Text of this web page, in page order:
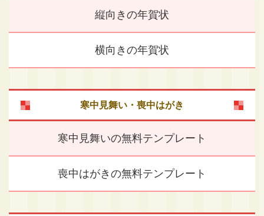
縦向きの年賀状
横向きの年賀状
寒中見舞い・喪中はがき
寒中見舞いの無料テンプレート
喪中はがきの無料テンプレート